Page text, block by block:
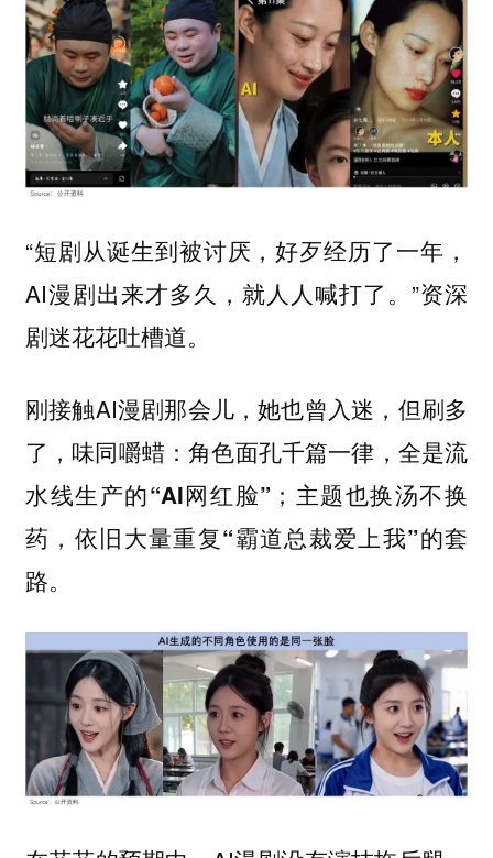
“短剧从诞生到被讨厌，好歹经历了一年，
AI漫剧出来才多久，就人人喊打了。”资深
剧迷花花吐槽道。
刚接触AI漫剧那会儿，她也曾入迷，但刷多
了，味同嚼蜡：角色面孔千篇一律，全是流
水线生产的“AI网红脸”；主题也换汤不换
药，依旧大量重复“霸道总裁爱上我”的套
路。